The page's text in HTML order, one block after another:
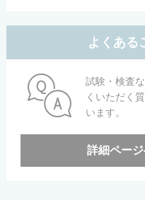
よくある
試験・検査
くいただく
います。
詳細ペー